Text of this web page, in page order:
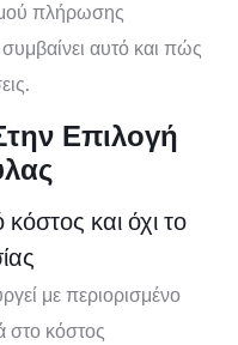
πλήρωσης
αυτό και πώς
Επιλογή
και όχι το
με περιορισμένο
στο κόστος